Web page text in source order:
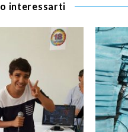
interessarti